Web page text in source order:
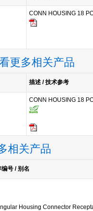
CONN HOUSING 18
更多相关产品
描述 / 技术参考
CONN HOUSING 18
相关产品
号 / 别名
Housing Connector